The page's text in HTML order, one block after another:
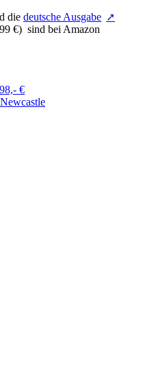
die deutsche Ausgabe
€) sind bei Amazon
€